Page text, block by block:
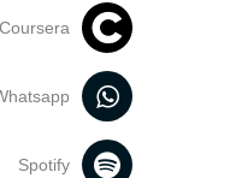
Coursera
Spotify